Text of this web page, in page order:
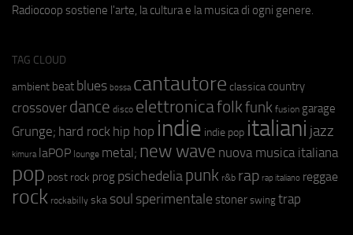
Radiocoop sostiene l'arte, la cultura e la musica di ogni genere.
TAG CLOUD
ambient beat blues bossa cantautore classica country
crossover dance disco elettronicafolkfunk fusion garage
Grunge; hard rock hip hop indie indie pop italiani jazz
kimura laPOP lounge metal; new wave nuova musica italiana
pop post rock prog psichedeliapunk r&b rap rap italiano reggae
rock rockabilly ska soul sperimentale stoner swing trap